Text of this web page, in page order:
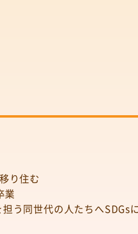
り住む
業
う同世代の人たちへSDGs